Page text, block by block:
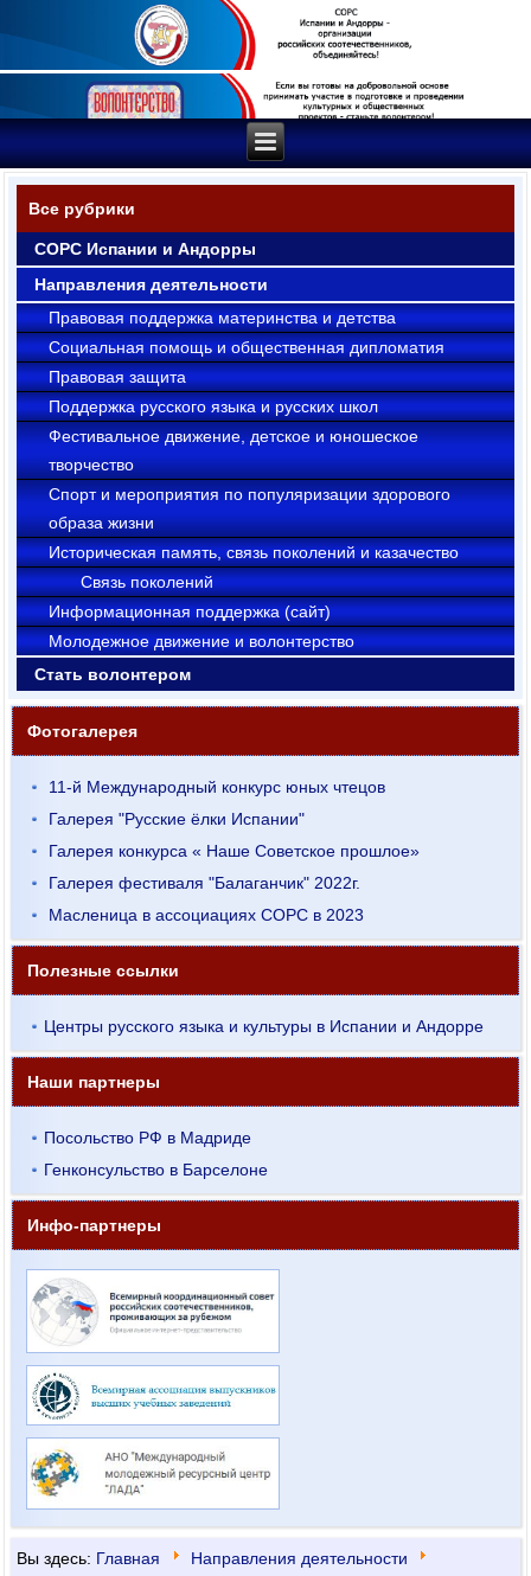
Все рубрики
СОРС Испании и Андорры
Направления деятельности
Правовая поддержка материнства и детства
Социальная помощь и общественная дипломатия
Правовая защита
Поддержка русского языка и русских школ
Фестивальное движение, детское и юношеское
творчество
Cпорт и мероприятия по популяризации здорового
образа жизни
Историческая память, связь поколений и казачество
Связь поколений
Информационная поддержка (сайт)
Молодежное движение и волонтерство
Стать волонтером
Фотогалерея
11-й Международный конкурс юных чтецов
Галерея "Русские ёлки Испании"
Галерея конкурса « Наше Советское прошлое»
Галерея фестиваля "Балаганчик" 2022г.
Масленица в ассоциациях СОРС в 2023
Полезные ссылки
Центры русского языка и культуры в Испании и Андорре
Наши партнеры
Посольство РФ в Мадриде
Генконсульство в Барселоне
Инфо-партнеры
Вы здесь: Главная
Направления деятельности